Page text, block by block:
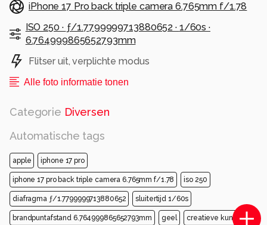
iPhone 17 Pro back triple camera 6.765mm f/1.78
ISO 250 · ƒ/1.7799999713880652 · 1/60s ·
6.764999865652793mm
Flitser uit, verplichte modus
Alle foto informatie tonen
Categorie Diversen
Automatische tags
apple iphone 17 pro
iphone 17 pro back triple camera 6.765mm f/1.78 iso 250
diafragma ƒ/1.7799999713880652 sluitertijd 1/60s
brandpuntafstand 6.764999865652793mm geel creatieve kunsten